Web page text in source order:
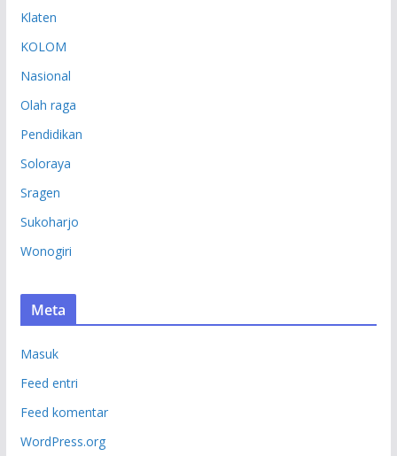
Klaten
KOLOM
Nasional
Olah raga
Pendidikan
Soloraya
Sragen
Sukoharjo
Wonogiri
Meta
Masuk
Feed entri
Feed komentar
WordPress.org